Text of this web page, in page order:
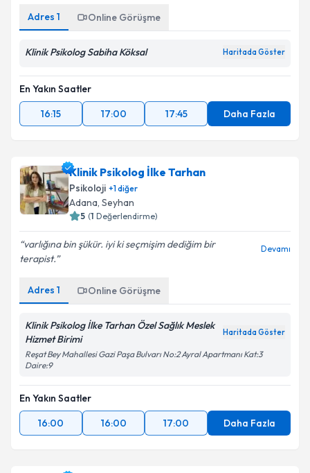
Adres 1 Online Görüşme
Klinik Psikolog Sabiha Köksal Haritada Göster
En Yakın Saatler
16:15
17:00 17:45 Daha Fazla
Klinik Psikolog İlke Tarhan
Psikoloji +1diğer
Adana, Seyhan
5 (1 Değerlendirme)
varlığına bin şükür. iyi ki seçmişim dediğim bir
terapist.
Devamı
Adres 1 Online Görüşme
Klinik Psikolog İlke Tarhan Özel Sağlık Meslek
Hizmet Birimi
Haritada Göster
Reşat Bey Mahallesi Gazi Paşa Bulvarı No:2 Ayral Apartmanı Kat:3
Daire:9
En Yakın Saatler
16:00
16:00 17:00 Daha Fazla